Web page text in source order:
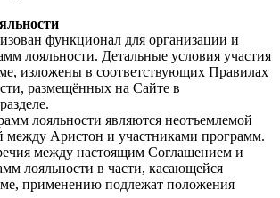
функционал для организации и
лояльности. Детальные условия участия
изложены в соответствующих Правилах
размещённых на Сайте в
лояльности являются неотъемлемой
между Аристон и участниками программ.
между настоящим Соглашением и
лояльности в части, касающейся
применению подлежат положения